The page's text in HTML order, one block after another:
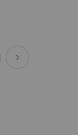
Страница
Продължи